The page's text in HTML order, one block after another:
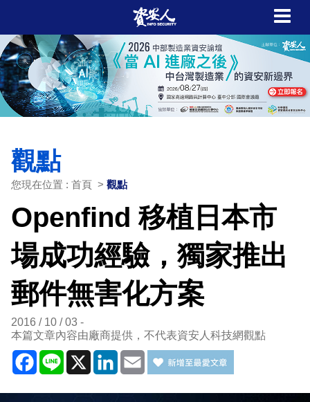
觀點
您現在位置 : 首頁 > 觀點
Openfind 移植日本市
場成功經驗，獨家推出
郵件無害化方案
2016 / 10 / 03
本篇文章內容由廠商提供，不代表資安人科技網觀點
Facebook
Line X LinkedIn
Email